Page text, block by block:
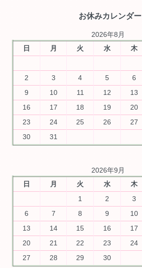
お休みカレンダー
2026年8月
日
月 火 水 木
2
3 4 5 6
9
10 11 12 13
16
17 18 19 20
23
24 25 26 27
30
31
2026年9月
日
月 火 水 木
1
2 3
6
7 8 9 10
13
14 15 16 17
20
21 22 23 24
27
28 29 30